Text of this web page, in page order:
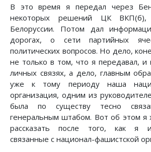
В это время я передал через
некоторых решений ЦК ВКП(б),
Белоруссии. Потом дал
дорогах, о сети партийных
политических вопросов. Но дело,
не только в том, что я передавал, и
личных связях, а дело, главным
уже к тому периоду наша
организация, одним из
была по существу тесно
генеральным штабом. Вот об этом я
рассказать после того, как я
связанные с национал-фашистской